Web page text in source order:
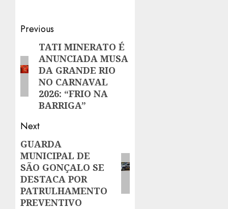
Post
navigation
Previous
Previous
post:
TATI MINERATO É
ANUNCIADA MUSA
DA GRANDE RIO
NO CARNAVAL
2026: “FRIO NA
BARRIGA”
Next
Next
post:
GUARDA
MUNICIPAL DE
SÃO GONÇALO SE
DESTACA POR
PATRULHAMENTO
PREVENTIVO